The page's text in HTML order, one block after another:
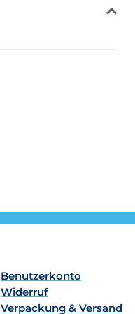
Benutzerkonto
Widerruf
Verpackung & Versand